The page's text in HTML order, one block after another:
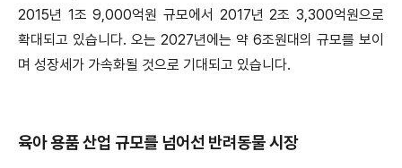
2015년 1조 9,000억원 규모에서 2017년 2조 3,300억원으로
확대되고 있습니다. 오는 2027년에는 약 6조원대의 규모를 보이
며 성장세가 가속화될 것으로 기대되고 있습니다.
육아 용품 산업 규모를 넘어선 반려동물 시장